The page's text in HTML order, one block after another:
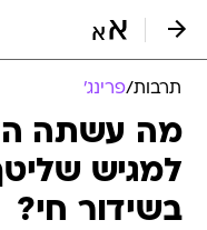
תרבות/פרינג'
מה עשתה
למגיש
בשידור חי?